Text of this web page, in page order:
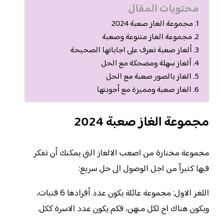
محتويات المقال
مجموعة الغاز صعبة 2024
مجموعة الغاز متنوعة وصعبة
ألغاز صعبة تعرف على اجاباتها الصحيحة
ألغاز سهلة ومضحكة مع الحل
الغاز بالصور صعبة مع الحل
الغاز صعبة ومميزة مع أجوبتها
مجموعة الغاز صعبة 2024
مجموعة مختارة من اصعب الالغاز التي يمكنك أن تفكر
فيها كثيراً من اجل الوصول الى حل سريع:
اللغز الاول: مجموعة عائلة يكون عدد أفرادها 6 فتيات،
ويكون هناك اخ لكل منهن، فكم يكون عدد الاسرة ككل.